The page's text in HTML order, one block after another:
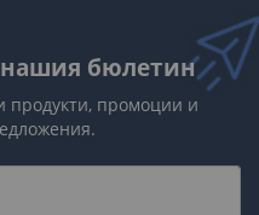
нашия бюлетин
продукти, промоции и